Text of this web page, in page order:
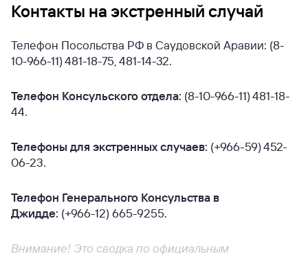
Контакты на экстренный случай
Телефон Посольства РФ в Саудовской Аравии: (8-
10-966-11) 481-18-75, 481-14-32.
Телефон Консульского отдела: (8-10-966-11) 481-18-
44.
Телефоны для экстренных случаев: (+966-59) 452-
06-23.
Телефон Генерального Консульства в
Джидде: (+966-12) 665-9255.
Внимание! Это сводка по официальным